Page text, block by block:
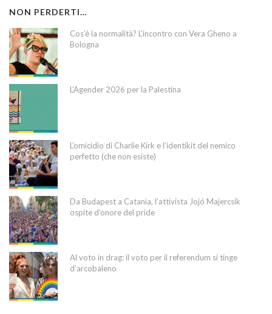
NON PERDERTI…
Cos’è la normalità? L’incontro con Vera Gheno a
Bologna
L’Agender 2026 per la Palestina
L’omicidio di Charlie Kirk e l’identikit del nemico
perfetto (che non esiste)
Da Budapest a Catania, l’attivista Jojó Majercsik
ospite d’onore del pride
Al voto in drag: il voto per il referendum si tinge
d’arcobaleno